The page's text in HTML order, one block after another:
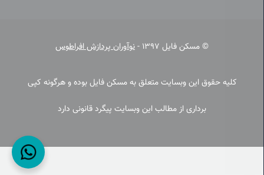
© مسکن فایل 1397 - نوآوران پردازش افراطوس
کلیه حقوق این وبسایت متعلق به مسکن فایل بوده و هرگونه کپی
برداری از مطالب این وبسایت پیگرد قانونی دارد